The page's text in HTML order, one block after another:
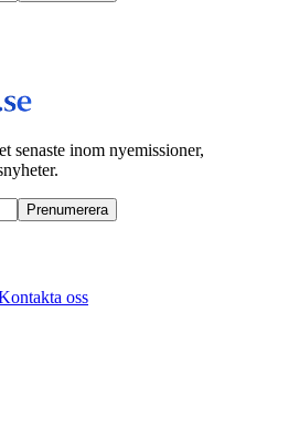
senaste inom nyemissioner,
Prenumerera
oss